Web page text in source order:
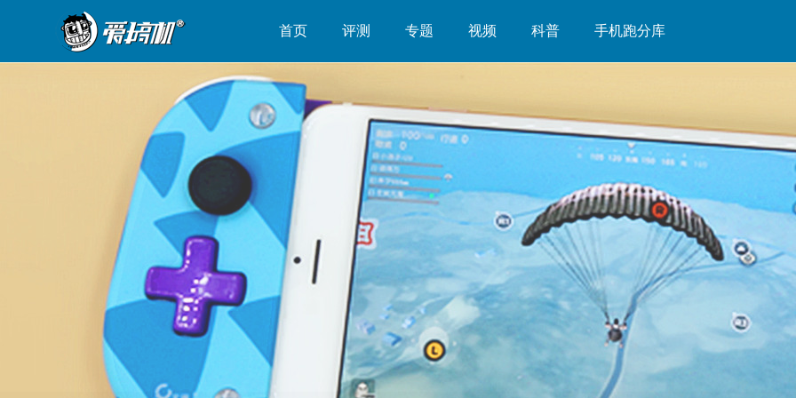
首页 评测 专题 视频 科普 手机跑分库